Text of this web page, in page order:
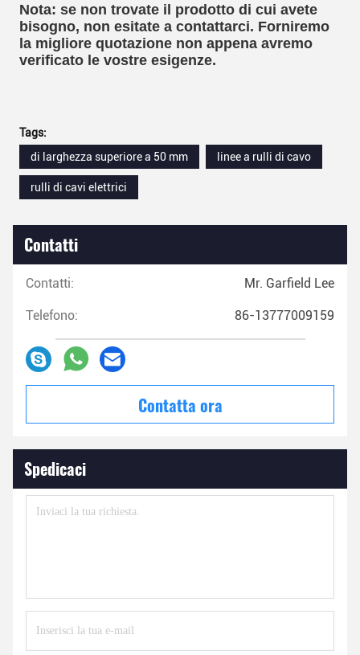
Nota: se non trovate il prodotto di cui avete
bisogno, non esitate a contattarci. Forniremo
la migliore quotazione non appena avremo
verificato le vostre esigenze.
Tags:
di larghezza superiore a 50 mm
linee a rulli di cavo
rulli di cavi elettrici
Contatti
Contatti: Mr. Garfield Lee
Telefono: 86-13777009159
Contatta ora
Spedicaci